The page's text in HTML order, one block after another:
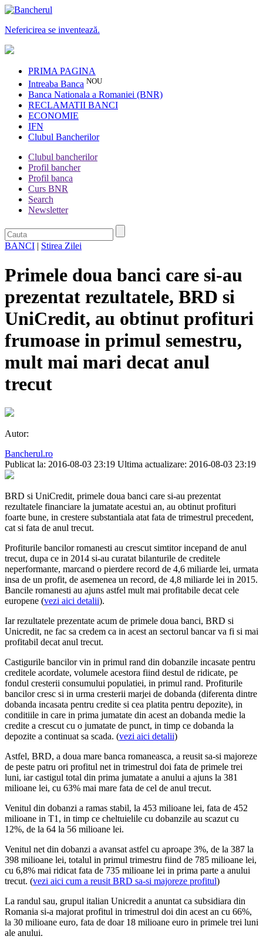
Nefericirea se inventează.
PRIMA PAGINA
Intreaba Banca NOU
Banca Nationala a Romaniei (BNR)
RECLAMATII BANCI
ECONOMIE
IFN
Clubul Bancherilor
Clubul bancherilor
Profil bancher
Profil banca
Curs BNR
Search
Newsletter
BANCI | Stirea Zilei
Primele doua banci care si-au
prezentat rezultatele, BRD si
UniCredit, au obtinut profituri
frumoase in primul semestru,
mult mai mari decat anul
trecut
Autor:
Bancherul.ro
Publicat la: 2016-08-03 23:19 Ultima actualizare: 2016-08-03 23:19
BRD si UniCredit, primele doua banci care si-au prezentat
rezultatele financiare la jumatate acestui an, au obtinut profituri
foarte bune, in crestere substantiala atat fata de trimestrul precedent,
cat si fata de anul trecut.
Profiturile bancilor romanesti au crescut simtitor incepand de anul
trecut, dupa ce in 2014 si-au curatat bilanturile de creditele
neperformante, marcand o pierdere record de 4,6 miliarde lei, urmata
insa de un profit, de asemenea un record, de 4,8 miliarde lei in 2015.
Bancile romanesti au ajuns astfel mult mai profitabile decat cele
europene (vezi aici detalii).
Iar rezultatele prezentate acum de primele doua banci, BRD si
Unicredit, ne fac sa credem ca in acest an sectorul bancar va fi si mai
profitabil decat anul trecut.
Castigurile bancilor vin in primul rand din dobanzile incasate pentru
creditele acordate, volumele acestora fiind destul de ridicate, pe
fondul cresterii consumului populatiei, in primul rand. Profiturile
bancilor cresc si in urma cresterii marjei de dobanda (diferenta dintre
dobanda incasata pentru credite si cea platita pentru depozite), in
conditiile in care in prima jumatate din acest an dobanda medie la
credite a crescut cu o jumatate de punct, in timp ce dobanda la
depozite a continuat sa scada. (vezi aici detalii)
Astfel, BRD, a doua mare banca romaneasca, a reusit sa-si majoreze
de peste patru ori profitul net in trimestrul doi fata de primele trei
luni, iar castigul total din prima jumatate a anului a ajuns la 381
milioane lei, cu 63% mai mare fata de cel de anul trecut.
Venitul din dobanzi a ramas stabil, la 453 milioane lei, fata de 452
milioane in T1, in timp ce cheltuielile cu dobanzile au scazut cu
12%, de la 64 la 56 milioane lei.
Venitul net din dobanzi a avansat astfel cu aproape 3%, de la 387 la
398 milioane lei, totalul in primul trimestru fiind de 785 milioane lei,
cu 6,8% mai ridicat fata de 735 milioane lei in prima parte a anului
trecut. (vezi aici cum a reusit BRD sa-si majoreze profitul)
La randul sau, grupul italian Unicredit a anuntat ca subsidiara din
Romania si-a majorat profitul in trimestrul doi din acest an cu 66%,
la 30 milioane euro, fata de doar 18 milioane euro in primele trei luni
ale anului.